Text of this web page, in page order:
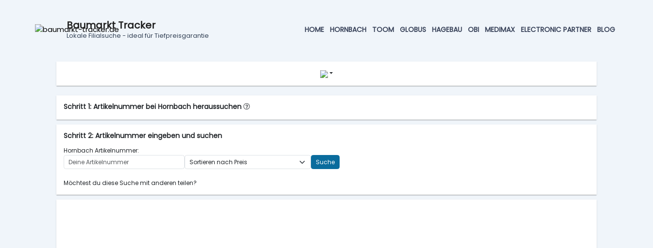
Baumarkt Tracker
Lokale Filialsuche - ideal für Tiefpreisgarantie
HOME HORNBACH TOOM GLOBUS HAGEBAU OBI MEDIMAX ELECTRONIC PARTNER BLOG
Schritt 1: Artikelnummer bei Hornbach heraussuchen
Schritt 2: Artikelnummer eingeben und suchen
Hornbach Artikelnummer:
Suche
Möchtest du diese Suche mit anderen teilen?